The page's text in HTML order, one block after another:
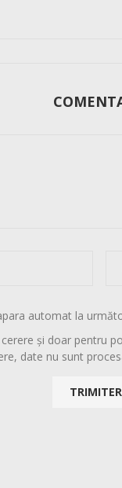
automat la
și doar pentru
date nu sunt